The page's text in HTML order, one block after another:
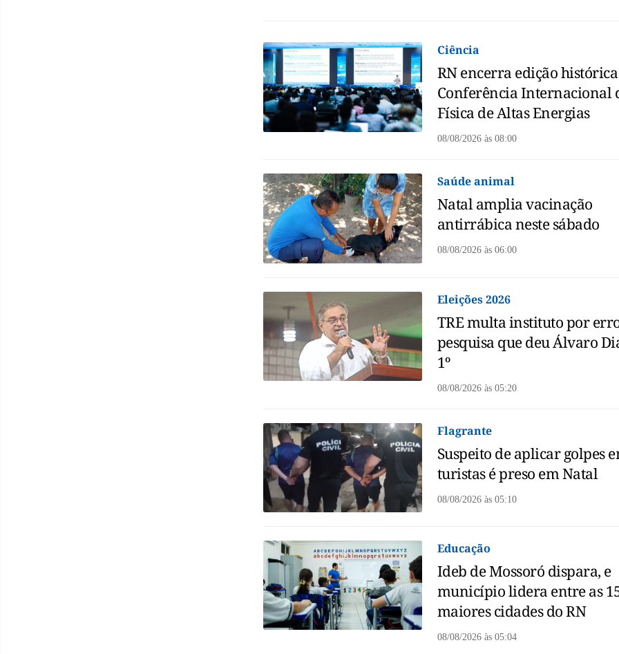
Ciência
RN encerra edição
Conferência Internacional
Física de Altas Energias
08/08/2026 às08:00
Saúde animal
Natal amplia vacinação
antirrábica neste sábado
08/08/2026 às06:00
Eleições 2026
TRE multa instituto por
pesquisa que deu Álvaro
1º
08/08/2026 às05:20
Flagrante
Suspeito de aplicar golpes
turistas é preso em Natal
08/08/2026 às05:10
Educação
Ideb de Mossoró dispara, e
município lidera entre as
maiores cidades do RN
08/08/2026 às05:04